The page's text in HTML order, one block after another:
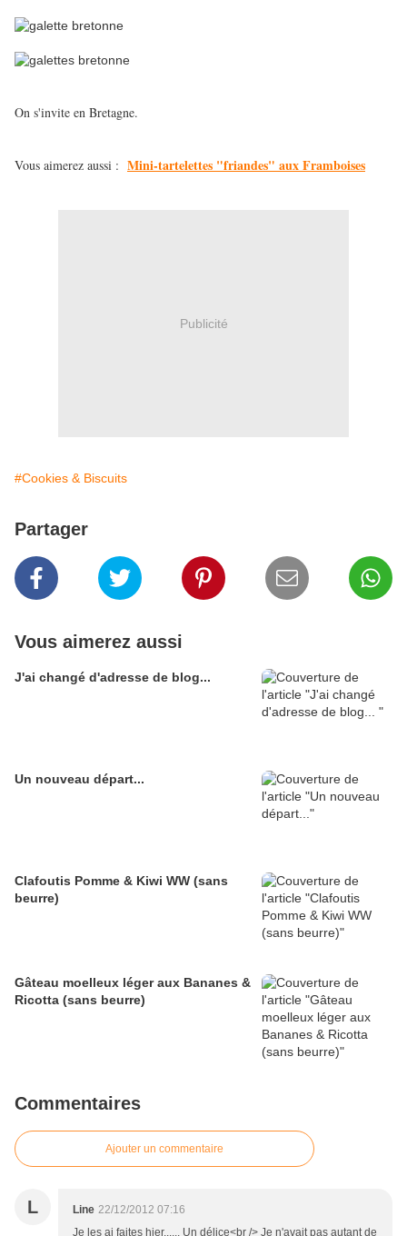
On s'invite en Bretagne.
Vous aimerez aussi : Mini-tartelettes "friandes" aux Framboises
Publicité
#Cookies & Biscuits
Partager
Vous aimerez aussi
J'ai changé d'adresse de blog...
Un nouveau départ...
Clafoutis Pomme & Kiwi WW (sans
beurre)
Gâteau moelleux léger aux Bananes &
Ricotta (sans beurre)
Commentaires
Ajouter un commentaire
L Line 22/12/2012 07:16
Je les ai faites hier...... Un délice<br /> Je n'avait pas autant de